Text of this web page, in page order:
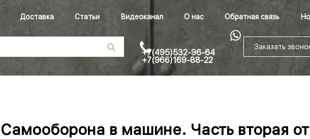
Доставка Статьи Видеоканал О нас Обратная связь
+7(495)532-96-64
+7(966)169-88-22
Заказать
Самооборона в машине. Часть вторая